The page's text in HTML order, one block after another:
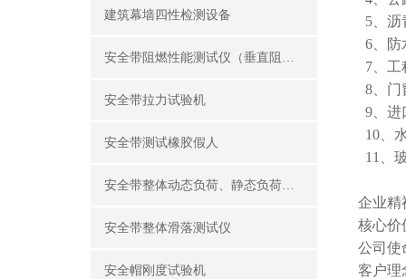
建筑幕墙四性检测设备
安全带阻燃性能测试仪（垂直阻燃仪）
安全带拉力试验机
安全带测试橡胶假人
安全带整体动态负荷、静态负荷测试仪
安全带整体滑落测试仪
安全帽刚度试验机
5、沥
6、防
7、工
8、门
9、进
10、
11、
企业精
核心价
公司使
客户理